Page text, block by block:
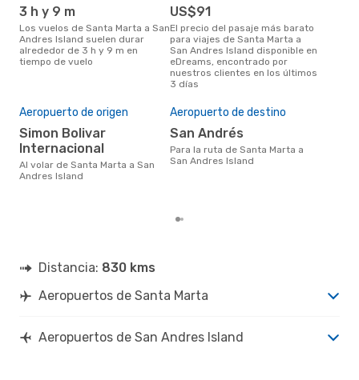
3 h y 9 m
Los vuelos de Santa Marta a San
Andres Island suelen durar
alrededor de 3 h y 9 m en
tiempo de vuelo
US$91
El precio del pasaje más barato
para viajes de Santa Marta a
San Andres Island disponible en
eDreams, encontrado por
nuestros clientes en los últimos
3 días
Aeropuerto de origen
Simon Bolivar
Internacional
Al volar de Santa Marta a San
Andres Island
Aeropuerto de destino
San Andrés
Para la ruta de Santa Marta a
San Andres Island
Distancia: 830 kms
Aeropuertos de Santa Marta
Aeropuertos de San Andres Island